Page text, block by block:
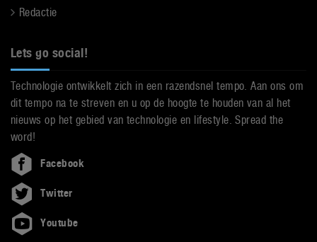
Redactie
Lets go social!
Technologie ontwikkelt zich in een razendsnel tempo. Aan ons om
dit tempo na te streven en u op de hoogte te houden van al het
nieuws op het gebied van technologie en lifestyle. Spread the
word!
Facebook
Twitter
Youtube